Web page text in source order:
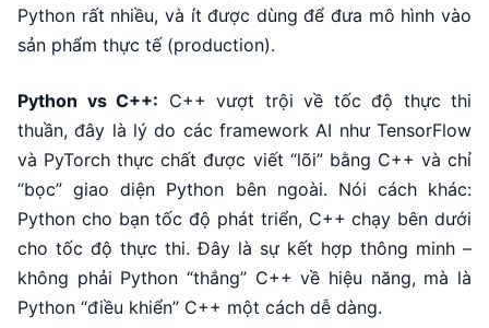
Python rất nhiều, và ít được dùng để đưa mô hình vào
sản phẩm thực tế (production).
Python vs C++: C++ vượt trội về tốc độ thực thi
thuần, đây là lý do các framework AI như TensorFlow
và PyTorch thực chất được viết “lõi” bằng C++ và chỉ
“bọc” giao diện Python bên ngoài. Nói cách khác:
Python cho bạn tốc độ phát triển, C++ chạy bên dưới
cho tốc độ thực thi. Đây là sự kết hợp thông minh –
không phải Python “thắng” C++ về hiệu năng, mà là
Python “điều khiển” C++ một cách dễ dàng.